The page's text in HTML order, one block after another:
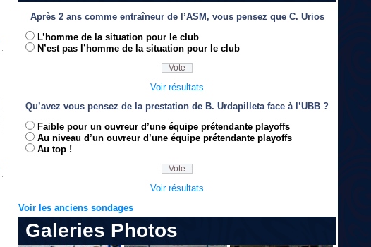
Après 2 ans comme entraîneur de l’ASM, vous pensez que C. Urios
L’homme de la situation pour le club
N’est pas l’homme de la situation pour le club
Voir résultats
Qu’avez vous pensez de la prestation de B. Urdapilleta face à l’UBB ?
Faible pour un ouvreur d’une équipe prétendante playoffs
Au niveau d’un ouvreur d’une équipe prétendante playoffs
Au top !
Voir résultats
Voir les anciens sondages
Galeries Photos